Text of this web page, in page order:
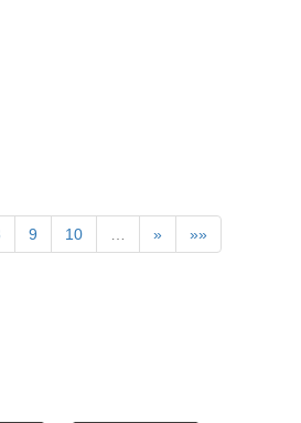
9 10 … » »»